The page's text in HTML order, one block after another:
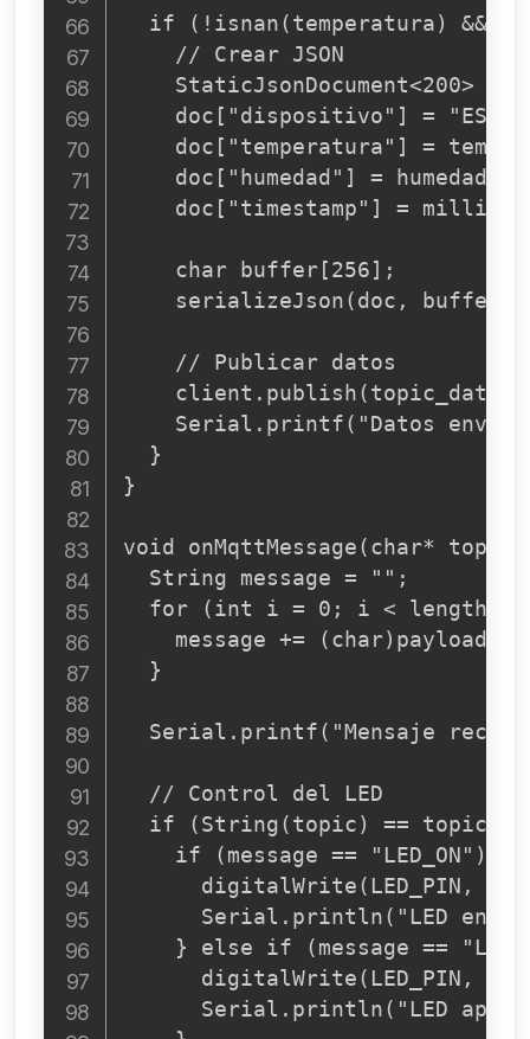
if (!isnan(temperatura) &&
    // Crear JSON
StaticJsonDocument<200>
doc["dispositivo"] =
doc["temperatura"] =
    doc["humedad"] = humedad;
doc["timestamp"] =
    char buffer[256];
    serializeJson(doc, buffer);
    // Publicar datos
client.publish(topic_data,
Serial.printf("Datos
  }
}
void onMqttMessage(char*
  String message = "";
for (int i = 0; i < length;
message +=
  }
Serial.printf("Mensaje
  // Control del LED
if (String(topic) ==
    if (message == "LED_ON") {
digitalWrite(LED_PIN,
Serial.println("LED
} else if (message ==
digitalWrite(LED_PIN,
Serial.println("LED